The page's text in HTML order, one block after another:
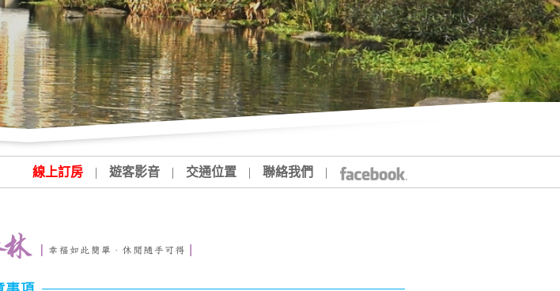
線上訂房 | 遊客影音 | 交通位置 | 聯絡我們 |